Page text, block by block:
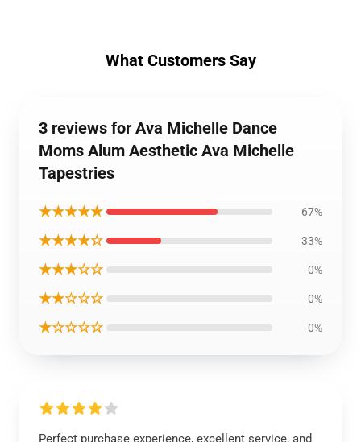
What Customers Say
3 reviews for Ava Michelle Dance
Moms Alum Aesthetic Ava Michelle
Tapestries
★★★★★ 67%
★★★★☆ 33%
★★★☆☆ 0%
★★☆☆☆ 0%
★☆☆☆☆ 0%
Perfect purchase experience, excellent service, and